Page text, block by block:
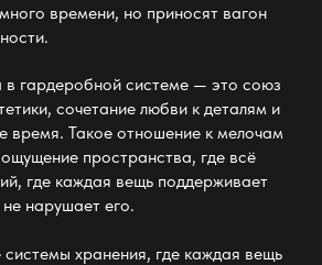
времени, но приносят вагон
в гардеробной системе— это союз
сочетание любви к деталям и
время. Такое отношение к мелочам
пространства, где всё
где каждая вещь поддерживает
нарушает его.
системы хранения, где каждая вещь